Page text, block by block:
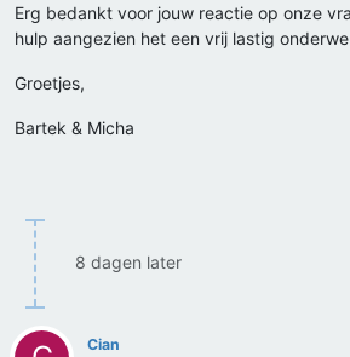
Erg bedankt voor jouw reactie op onze
hulp aangezien het een vrij lastig
Groetjes,
Bartek & Micha
8 dagen later
Cian